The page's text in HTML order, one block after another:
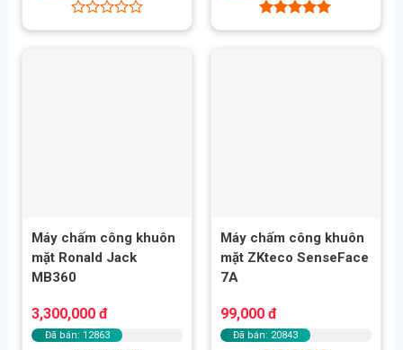
Được
Được xếp
Máy chấm công khuôn
mặt Ronald Jack
MB360
3,300,000đ
Đã bán: 12863
Máy chấm công khuôn
mặt ZKteco SenseFace
7A
99,000 đ
Đã bán: 20843